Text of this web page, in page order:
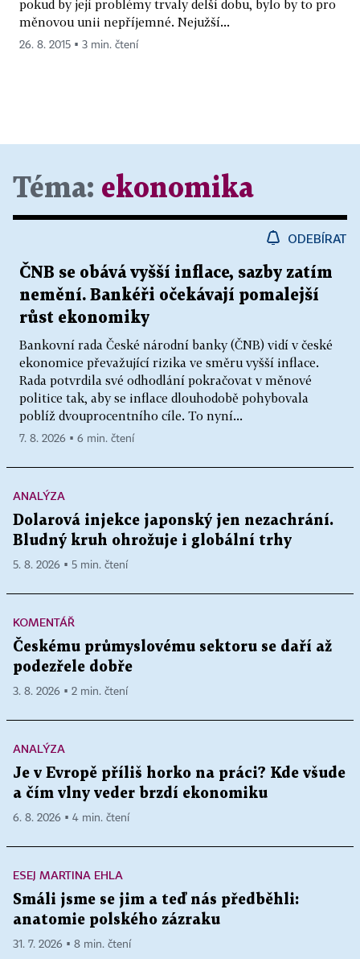
pokud by její problémy trvaly delší dobu, bylo by to pro
měnovou unii nepříjemné. Nejužší...
26. 8. 2015 ▪ 3 min. čtení
Téma: ekonomika
ODEBÍRAT
ČNB se obává vyšší inflace, sazby zatím
nemění. Bankéři očekávají pomalejší
růst ekonomiky
Bankovní rada České národní banky (ČNB) vidí v české
ekonomice převažující rizika ve směru vyšší inflace.
Rada potvrdila své odhodlání pokračovat v měnové
politice tak, aby se inflace dlouhodobě pohybovala
poblíž dvouprocentního cíle. To nyní...
7. 8. 2026 ▪ 6 min. čtení
ANALÝZA
Dolarová injekce japonský jen nezachrání.
Bludný kruh ohrožuje i globální trhy
5. 8. 2026 ▪ 5 min. čtení
KOMENTÁŘ
Českému průmyslovému sektoru se daří až
podezřele dobře
3. 8. 2026 ▪ 2 min. čtení
ANALÝZA
Je v Evropě příliš horko na práci? Kde všude
a čím vlny veder brzdí ekonomiku
6. 8. 2026 ▪ 4 min. čtení
ESEJ MARTINA EHLA
Smáli jsme se jim a teď nás předběhli:
anatomie polského zázraku
31. 7. 2026 ▪ 8 min. čtení